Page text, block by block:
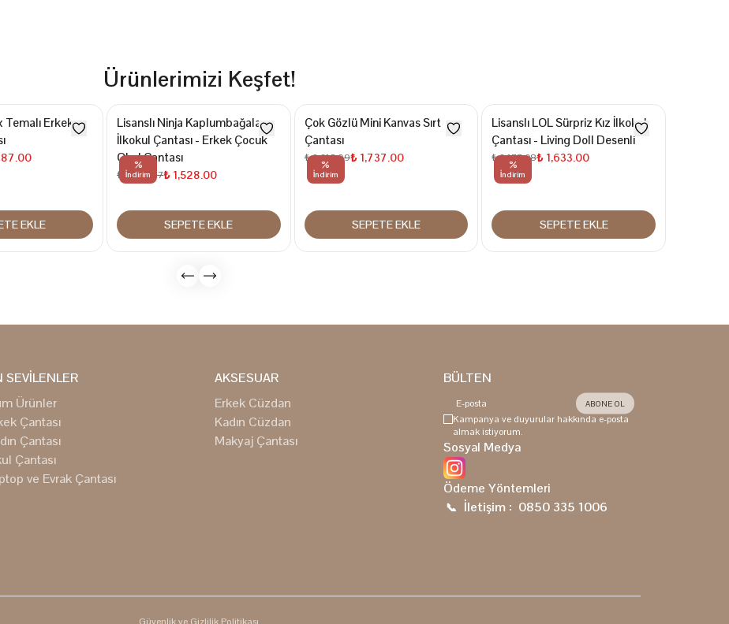
Ürünlerimizi Keşfet!
Temalı Erkek
EKLE
%
İndirim
Lisanslı Ninja Kaplumbağalar
İlkokul Çantası - Erkek Çocuk
Okul Çantası
₺ 2,037.97₺ 1,528.00
SEPETE EKLE
%
İndirim
Çok Gözlü Mini Kanvas Sırt
Çantası
₺ 2,315.99₺ 1,737.00
SEPETE EKLE
%
İndirim
Lisanslı LOL Sürpriz Kız İlkokul
Çantası - Living Doll Desenli
₺ 2,177.08₺ 1,633.00
SEPETE EKLE
SEVİLENLER
Ürünler
Çantası
Çantası
Çantası
ve Evrak Çantası
AKSESUAR
Erkek Cüzdan
Kadın Cüzdan
Makyaj Çantası
BÜLTEN
ABONE OL
Kampanya ve duyurular hakkında e-posta
almak istiyorum.
Sosyal Medya
Ödeme Yöntemleri
📞 İletişim : 0850 335 1006